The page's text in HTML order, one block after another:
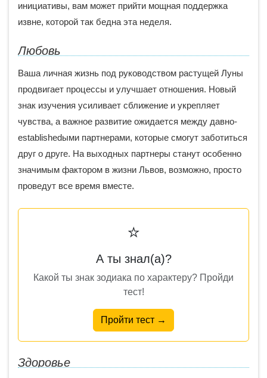
инициативы, вам может прийти мощная поддержка
извне, которой так бедна эта неделя.
Любовь
Ваша личная жизнь под руководством растущей Луны
продвигает процессы и улучшает отношения. Новый
знак изучения усиливает сближение и укрепляет
чувства, а важное развитие ожидается между давно-
establishedыми партнерами, которые смогут заботиться
друг о друге. На выходных партнеры станут особенно
значимым фактором в жизни Львов, возможно, просто
проведут все время вместе.
⭐
А ты знал(а)?
Какой ты знак зодиака по характеру? Пройди
тест!
Пройти тест →
Здоровье